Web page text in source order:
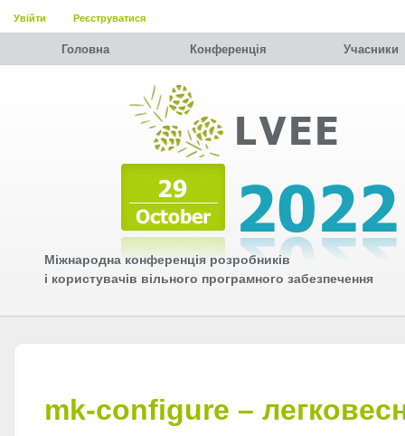
Увійти Реєструватися
Головна Конференція Учасники
Міжнародна конференція розробників
і користувачів вільного програмного забезпечення
mk-configure –